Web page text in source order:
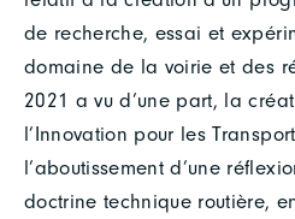
de recherche, essai et
domaine de la voirie et des
2021 a vu d’une part, la
l’Innovation pour les
l’aboutissement d’une
doctrine technique routière,